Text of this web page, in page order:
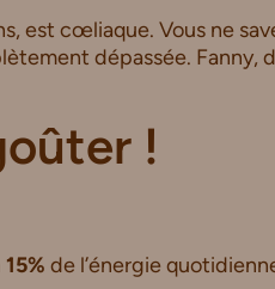
est cœliaque. Vous ne
dépassée. Fanny,
!
15% de l’énergie